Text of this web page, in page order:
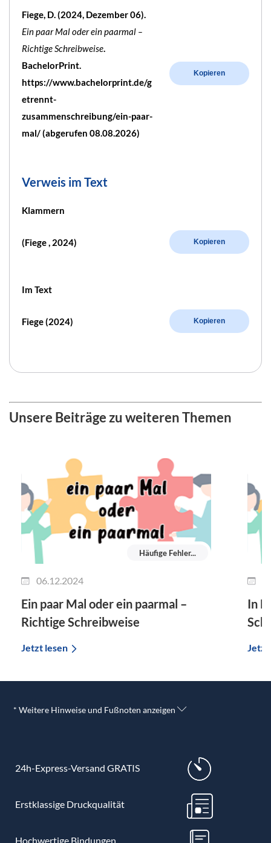
Fiege, D. (2024, Dezember 06).
Ein paar Mal oder ein paarmal –
Richtige Schreibweise.
BachelorPrint.
https://www.bachelorprint.de/g
etrennt-
zusammenschreibung/ein-paar-
mal/ (abgerufen 08.08.2026)
Kopieren
Verweis im Text
Klammern
(Fiege , 2024) Kopieren
Im Text
Fiege (2024) Kopieren
Unsere Beiträge zu weiteren Themen
Häufige Fehler...
06.12.2024
Ein paar Mal oder ein paarmal –
Richtige Schreibweise
Jetzt lesen
In
* Weitere Hinweise und Fußnoten anzeigen
24h-Express-Versand GRATIS
Erstklassige Druckqualität
Hochwertige Bindungen